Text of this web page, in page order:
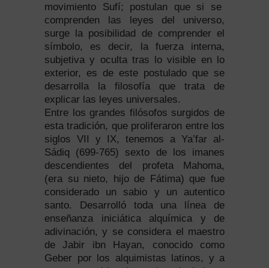
movimiento Sufí; postulan que si se
comprenden las leyes del universo,
surge la posibilidad de comprender el
símbolo, es decir, la fuerza interna,
subjetiva y oculta tras lo visible en lo
exterior, es de este postulado que se
desarrolla la filosofía que trata de
explicar las leyes universales.
Entre los grandes filósofos surgidos de
esta tradición, que proliferaron entre los
siglos VII y IX, tenemos a Ya’far al-
Sádiq (699-765) sexto de los imanes
descendientes del profeta Mahoma,
(era su nieto, hijo de Fátima) que fue
considerado un sabio y un autentico
santo. Desarrolló toda una línea de
enseñanza iniciática alquímica y de
adivinación, y se considera el maestro
de Jabir ibn Hayan, conocido como
Geber por los alquimistas latinos, y a